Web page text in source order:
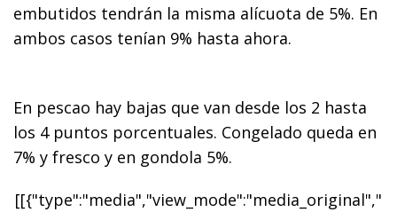
embutidos tendrán la misma alícuota de 5%. En
ambos casos tenían 9% hasta ahora.
En pescao hay bajas que van desde los 2 hasta
los 4 puntos porcentuales. Congelado queda en
7% y fresco y en gondola 5%.
[[{"type":"media","view_mode":"media_original","